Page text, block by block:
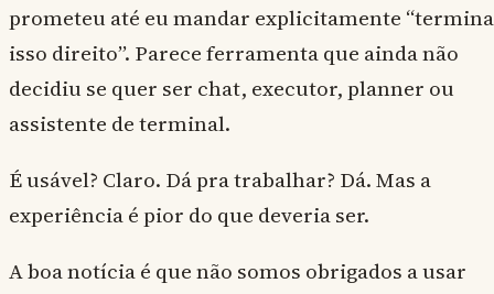
prometeu até eu mandar explicitamente “termina
isso direito”. Parece ferramenta que ainda não
decidiu se quer ser chat, executor, planner ou
assistente de terminal.
É usável? Claro. Dá pra trabalhar? Dá. Mas a
experiência é pior do que deveria ser.
A boa notícia é que não somos obrigados a usar